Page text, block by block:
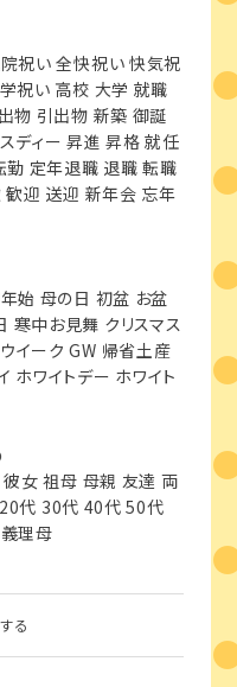
祝い 全快祝い 快気祝
祝い 高校 大学 就職
物 引出物 新築 御誕
ディー 昇進 昇格 就任
定年退職 退職 転職
迎 送迎 新年会 忘年
始 母の日 初盆 お盆
中お見舞 クリスマス
イーク GW 帰省土産
ホワイトデー ホワイト
彼女 祖母 母親 友達 両
代 30代 40代 50代
理母
る